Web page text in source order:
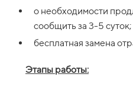
о необходимости
сообщить за 3-5 суток;
бесплатная замена
Этапы работы: